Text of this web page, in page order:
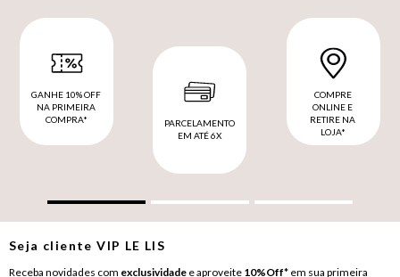
GANHE 10% OFF
NA PRIMEIRA
COMPRA*
PARCELAMENTO
EM ATÉ 6X
COMPRE
ONLINE E
RETIRE NA
LOJA*
Seja clienteVIP LE LIS
Receba novidades com exclusividade e aproveite 10%Off* em sua primeira